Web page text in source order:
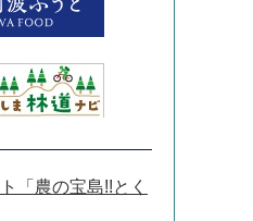
「農の宝島!!とく